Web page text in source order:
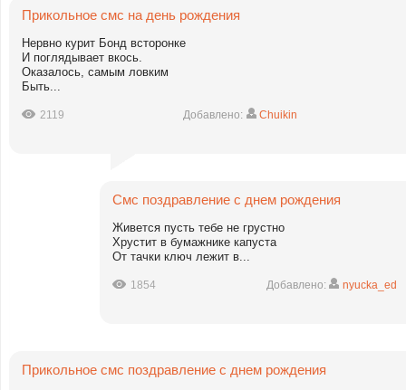
Прикольное смс на день рождения
Нервно курит Бонд всторонке
И поглядывает вкось.
Оказалось, самым ловким
Быть...
2119 Добавлено: Chuikin
Смс поздравление с днем рождения
Живется пусть тебе не грустно
Хрустит в бумажнике капуста
От тачки ключ лежит в...
1854 Добавлено: nyucka_ed
Прикольное смс поздравление с днем рождения